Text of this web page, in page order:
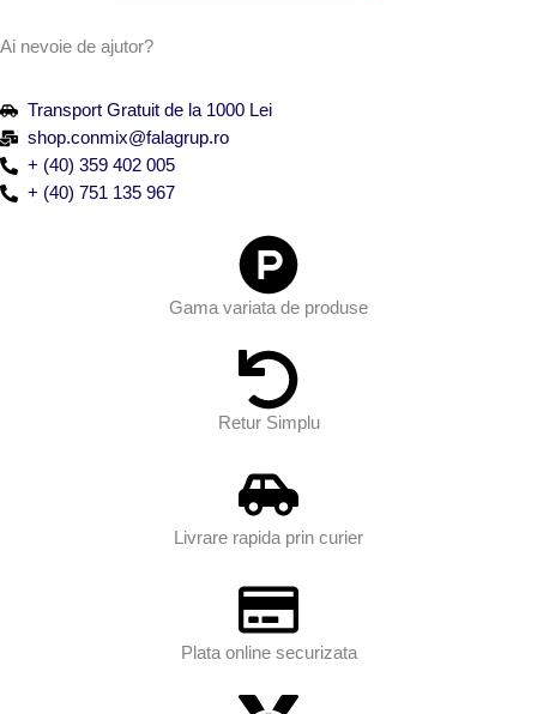
-Ai nevoie de ajutor?
Transport Gratuit de la 1000 Lei
shop.conmix@falagrup.ro
+ (40) 359 402 005
+ (40) 751 135 967
Gama variata de produse
Retur Simplu
Livrare rapida prin curier
Plata online securizata